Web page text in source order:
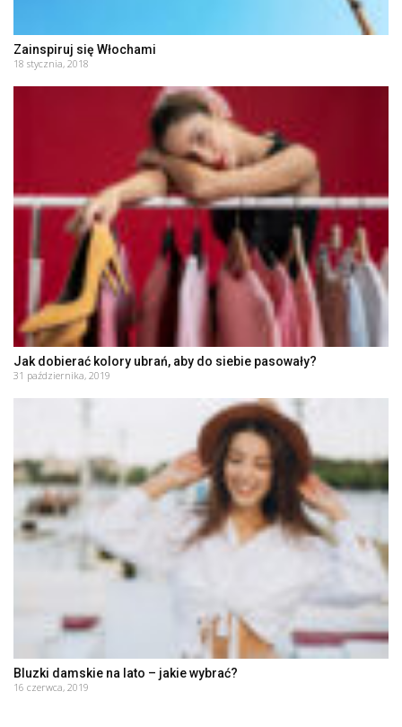
Zainspiruj się Włochami
18 stycznia, 2018
Jak dobierać kolory ubrań, aby do siebie pasowały?
31 października, 2019
Bluzki damskie na lato – jakie wybrać?
16 czerwca, 2019